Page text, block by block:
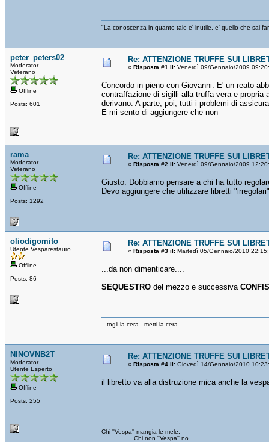
"La conoscenza in quanto tale e' inutile, e' quello che sai
peter_peters02
Moderator
Veterano
Offline
Posts: 601
Re: ATTENZIONE TRUFFE SUI
« Risposta #1 il: Venerdì 09/Gennaio/2009
Concordo in pieno con Giovanni. E' un reato
contraffazione di sigilli alla truffa vera e
derivano. A parte, poi, tutti i problemi di
E mi sento di aggiungere che non
rama
Moderator
Veterano
Offline
Posts: 1292
Re: ATTENZIONE TRUFFE SUI
« Risposta #2 il: Venerdì 09/Gennaio/2009
Giusto. Dobbiamo pensare a chi ha tutto
Devo aggiungere che utilizzare libretti "irregolari"
oliodigomito
Utente Vesparestauro
Offline
Posts: 86
Re: ATTENZIONE TRUFFE SUI
« Risposta #3 il: Martedì 05/Gennaio/2010
...da non dimenticare....
SEQUESTRO del mezzo e successiva
...togli la cera...metti la cera
NINOVNB2T
Moderator
Utente Esperto
Offline
Posts: 255
Re: ATTENZIONE TRUFFE SUI
« Risposta #4 il: Giovedì 14/Gennaio/2010
il libretto va alla distruzione mica anche la
Chi ''Vespa'' mangia le mele.
Chi non ''Vespa'' no.